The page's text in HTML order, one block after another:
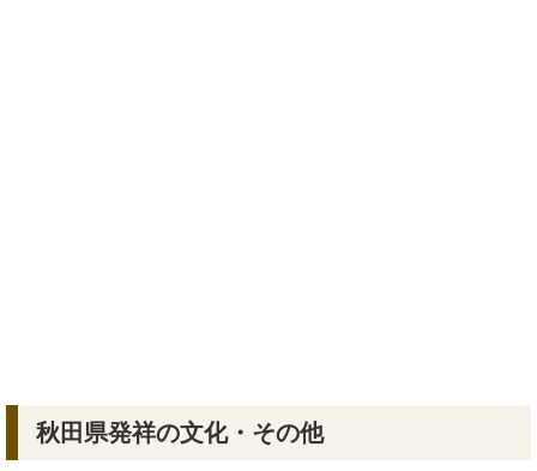
秋田県発祥の文化・その他